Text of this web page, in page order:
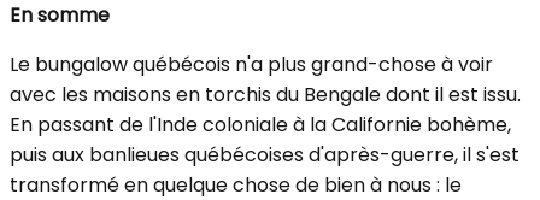
En somme
Le bungalow québécois n'a plus grand-chose à voir
avec les maisons en torchis du Bengale dont il est issu.
En passant de l'Inde coloniale à la Californie bohème,
puis aux banlieues québécoises d'après-guerre, il s'est
transformé en quelque chose de bien à nous : le